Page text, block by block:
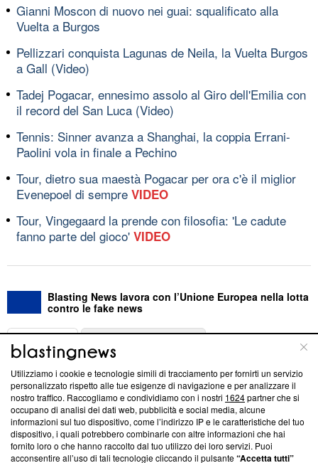
Gianni Moscon di nuovo nei guai: squalificato alla
Vuelta a Burgos
Pellizzari conquista Lagunas de Neila, la Vuelta Burgos
a Gall (Video)
Tadej Pogacar, ennesimo assolo al Giro dell'Emilia con
il record del San Luca (Video)
Tennis: Sinner avanza a Shanghai, la coppia Errani-
Paolini vola in finale a Pechino
Tour, dietro sua maestà Pogacar per ora c'è il miglior
Evenepoel di sempre VIDEO
Tour, Vingegaard la prende con filosofia: 'Le cadute
fanno parte del gioco' VIDEO
Blasting News lavora con l’Unione Europea nella lotta
contro le fake news
ABOUT
Questa sezione offre informazioni trasparenti su Blasting
News, sui nostri processi editoriali e su come ci impegniamo a
creare news di qualità. Inoltre, afferma la nostra aderenza a
‘Trust Project - News with Integrity’Blasting News non è
ancora membro del programma, ma ha richiesto di farne
parte; Trust Project non ha ancora effettuato una verifica di
Utilizziamo i cookie e tecnologie simili di tracciamento per fornirti un servizio
personalizzato rispetto alle tue esigenze di navigazione e per analizzare il
nostro traffico. Raccogliamo e condividiamo con i nostri 1624partner che si
occupano di analisi dei dati web, pubblicità e social media, alcune
informazioni sul tuo dispositivo, come l’indirizzo IP e le caratteristiche del tuo
dispositivo, i quali potrebbero combinarle con altre informazioni che hai
fornito loro o che hanno raccolto dal tuo utilizzo dei loro servizi. Puoi
acconsentire all’uso di tali tecnologie cliccando il pulsante“Accetta tutti”